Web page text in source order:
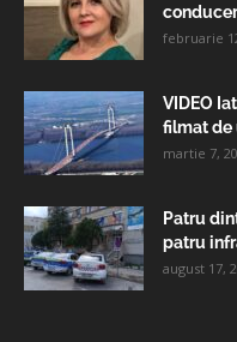
februarie
VIDEO
filmat de
martie 7,
Patru
patru
august 17,